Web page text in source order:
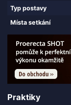
Typ postavy
Místa setkání
Praktiky